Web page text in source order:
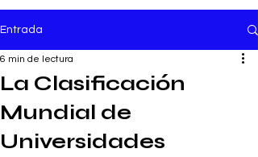
Entrada
La Clasificación
Mundial de
Universidades
6 min de lectura